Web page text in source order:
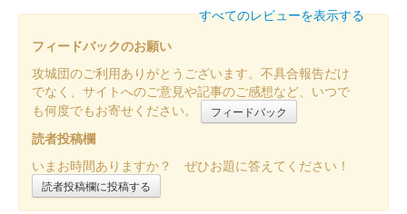
ョン「食」
販売終了
大阪・関西万博の開幕にあわせて販売された大阪・関西万博の公
式キャラクター「ミャクミャク」と姫路市の公式キャラクター
「しろまるひめ」のコラボ御城印。御城印・フレーム・説明書き
（日本語、英語）のセットで、……
姫路城 御城印
すべてのレビューを表示する
フィードバックのお願い
攻城団のご利用ありがとうございます。不具合報告だけ
でなく、サイトへのご意見や記事のご感想など、いつで
も何度でもお寄せください。
フィードバック
読者投稿欄
いまお時間ありますか？ ぜひお題に答えてください！
読者投稿欄に投稿する